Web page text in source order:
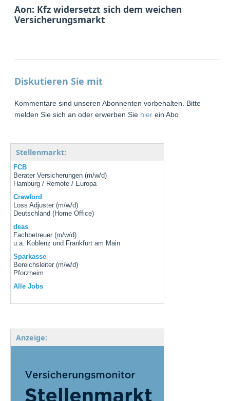
Aon: Kfz widersetzt sich dem weichen
Versicherungsmarkt
Diskutieren Sie mit
Kommentare sind unseren Abonnenten vorbehalten. Bitte
melden Sie sich an oder erwerben Sie hier ein Abo
Stellenmarkt:
FCB
Berater Versicherungen (m/w/d)
Hamburg / Remote / Europa
Crawford
Loss Adjuster (m/w/d)
Deutschland (Home Office)
deas
Fachbetreuer (m/w/d)
u.a. Koblenz und Frankfurt am Main
Sparkasse
Bereichsleiter (m/w/d)
Pforzheim
Alle Jobs
Anzeige: